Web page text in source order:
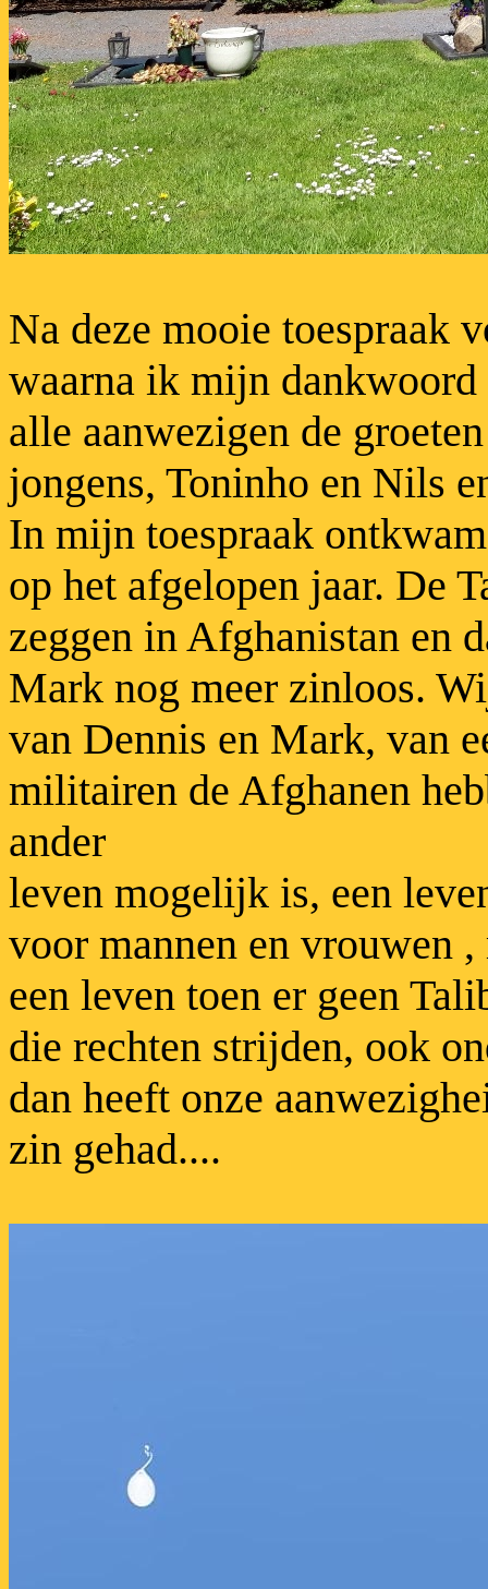
Na deze mooie toespraak
waarna ik mijn
alle aanwezigen de
jongens, Toninho en Nils
In mijn toespraak
op het afgelopen jaar. De
zeggen in Afghanistan en
Mark nog meer zinloos.
van Dennis en Mark, van
militairen de Afghanen
ander
leven mogelijk is, een
voor mannen en vrouwen
een leven toen er geen
die rechten strijden, ook
dan heeft onze
zin gehad....